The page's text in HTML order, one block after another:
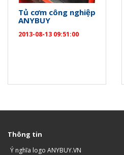
Tủ cơm công nghiệp
ANYBUY
2013-08-13 09:51:00
Thông tin
Ý nghĩa logo ANYBUY.VN